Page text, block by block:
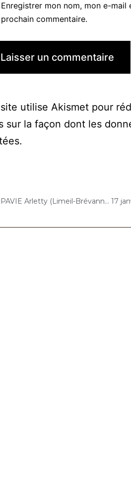
Enregistrer mon nom, mon e-
prochain commentaire.
utilise Akismet pour
sur la façon dont les
.
13 janvier 2022 – ARPAVIE Arletty (Limeil-Brévannes) : Concert « Choco-Cello Solo »